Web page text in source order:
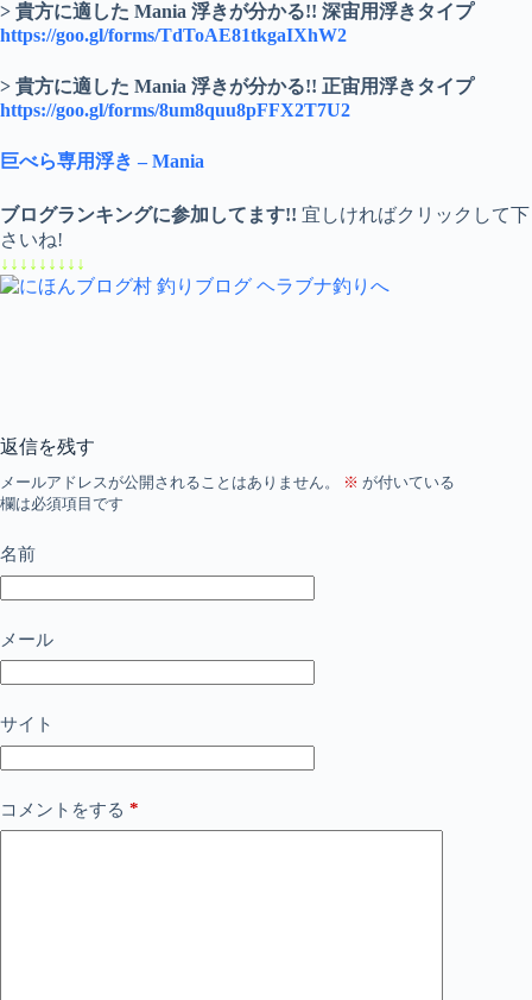
> 貴方に適した Mania 浮きが分かる!! 深宙用浮きタイプ
https://goo.gl/forms/TdToAE81tkgaIXhW2
> 貴方に適した Mania 浮きが分かる!! 正宙用浮きタイプ
https://goo.gl/forms/8um8quu8pFFX2T7U2
巨べら専用浮き – Mania
ブログランキングに参加してます!! 宜しければクリックして下
さいね!
↓↓↓↓↓↓↓↓↓
返信を残す
メールアドレスが公開されることはありません。 ※ が付いている
欄は必須項目です
名前
メール
サイト
コメントをする *